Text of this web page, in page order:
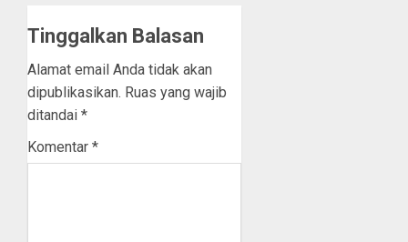
Tinggalkan Balasan
Alamat email Anda tidak akan
dipublikasikan. Ruas yang wajib
ditandai *
Komentar *